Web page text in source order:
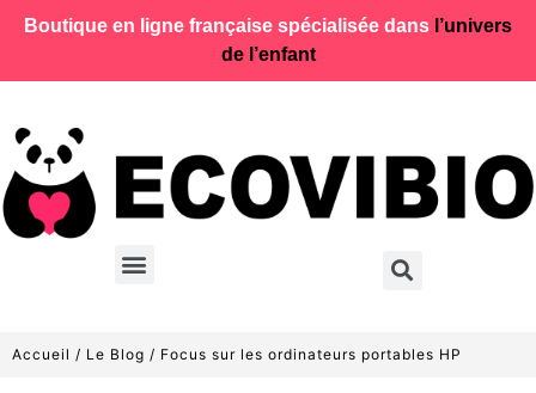
Boutique en ligne française spécialisée dans l’univers
de l’enfant
Accueil / Le Blog / Focus sur les ordinateurs portables HP